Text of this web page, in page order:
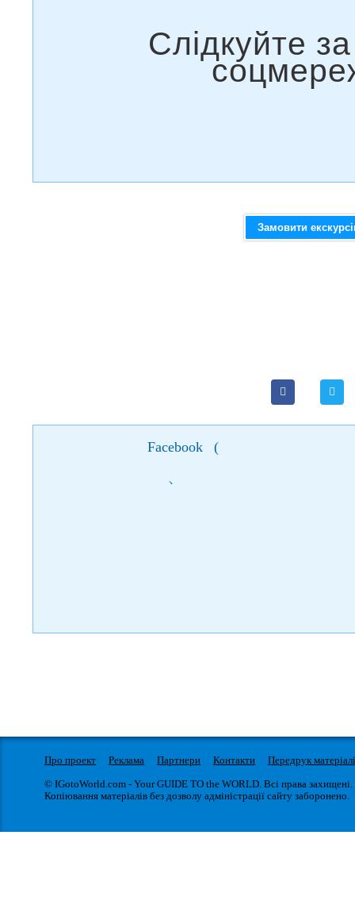
Замовити
Facebook (
)
Про проект Реклама Партнери Контакти
Передрук
© IGotoWorld.com - Your GUIDE TO the WORLD. Всі права захищені.
Копіювання матеріалів без дозволу адміністрації сайту заборонено.